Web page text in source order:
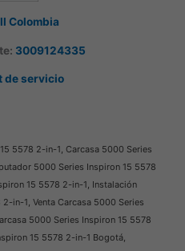
Colombia
3009124335
de servicio
5578 2-in-1, Carcasa 5000 Series
5000 Series Inspiron 15 5578
15 5578 2-in-1, Instalación
in-1, Venta Carcasa 5000 Series
5000 Series Inspiron 15 5578
15 5578 2-in-1 Bogotá,